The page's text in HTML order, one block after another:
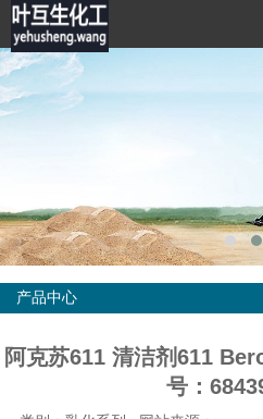
产品中心
阿克苏611 清洁剂611
号：